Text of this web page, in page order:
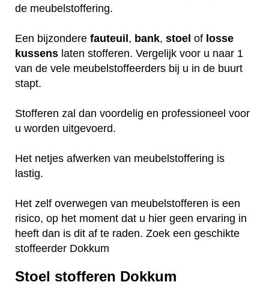
de meubelstoffering.
Een bijzondere fauteuil , bank, stoel of losse
kussens laten stofferen. Vergelijk voor u naar 1
van de vele meubelstoffeerders bij u in de buurt
stapt.
Stofferen zal dan voordelig en professioneel voor
u worden uitgevoerd.
Het netjes afwerken van meubelstoffering is
lastig.
Het zelf overwegen van meubelstofferen is een
risico, op het moment dat u hier geen ervaring in
heeft dan is dit af te raden. Zoek een geschikte
stoffeerder Dokkum
Stoel stofferen Dokkum